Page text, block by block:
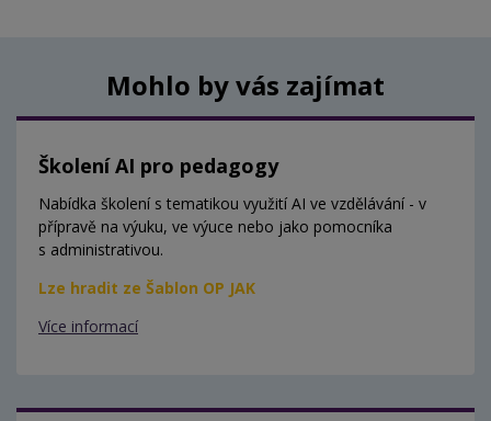
Mohlo by vás zajímat
Školení AI pro pedagogy
Nabídka školení s tematikou využití AI ve vzdělávání - v
přípravě na výuku, ve výuce nebo jako pomocníka
s administrativou.
Lze hradit ze Šablon OP JAK
Více informací